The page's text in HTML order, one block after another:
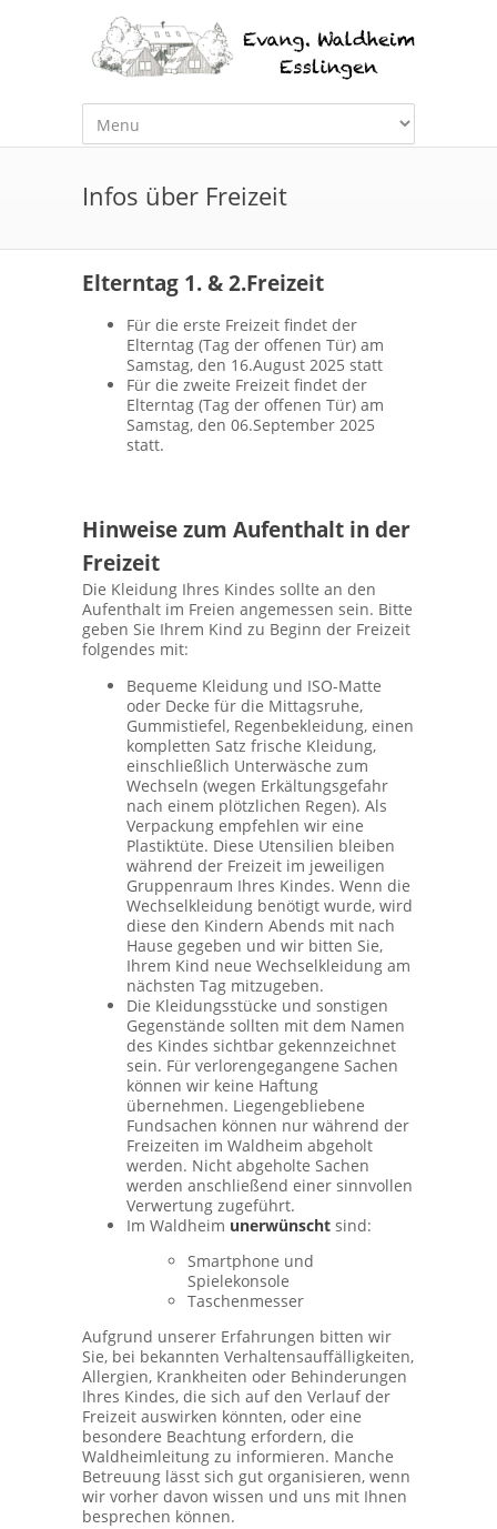
Infos über Freizeit
Elterntag 1. & 2.Freizeit
Für die erste Freizeit findet der
Elterntag (Tag der offenen Tür) am
Samstag, den 16.August 2025 statt
Für die zweite Freizeit findet der
Elterntag (Tag der offenen Tür) am
Samstag, den 06.September 2025
statt.
Hinweise zum Aufenthalt in der
Freizeit
Die Kleidung Ihres Kindes sollte an den
Aufenthalt im Freien angemessen sein. Bitte
geben Sie Ihrem Kind zu Beginn der Freizeit
folgendes mit:
Bequeme Kleidung und ISO-Matte
oder Decke für die Mittagsruhe,
Gummistiefel, Regenbekleidung, einen
kompletten Satz frische Kleidung,
einschließlich Unterwäsche zum
Wechseln (wegen Erkältungsgefahr
nach einem plötzlichen Regen). Als
Verpackung empfehlen wir eine
Plastiktüte. Diese Utensilien bleiben
während der Freizeit im jeweiligen
Gruppenraum Ihres Kindes. Wenn die
Wechselkleidung benötigt wurde, wird
diese den Kindern Abends mit nach
Hause gegeben und wir bitten Sie,
Ihrem Kind neue Wechselkleidung am
nächsten Tag mitzugeben.
Die Kleidungsstücke und sonstigen
Gegenstände sollten mit dem Namen
des Kindes sichtbar gekennzeichnet
sein. Für verlorengegangene Sachen
können wir keine Haftung
übernehmen. Liegengebliebene
Fundsachen können nur während der
Freizeiten im Waldheim abgeholt
werden. Nicht abgeholte Sachen
werden anschließend einer sinnvollen
Verwertung zugeführt.
Im Waldheim unerwünscht sind:
Smartphone und
Spielekonsole
Taschenmesser
Aufgrund unserer Erfahrungen bitten wir
Sie, bei bekannten Verhaltensauffälligkeiten,
Allergien, Krankheiten oder Behinderungen
Ihres Kindes, die sich auf den Verlauf der
Freizeit auswirken könnten, oder eine
besondere Beachtung erfordern, die
Waldheimleitung zu informieren. Manche
Betreuung lässt sich gut organisieren, wenn
wir vorher davon wissen und uns mit Ihnen
besprechen können.